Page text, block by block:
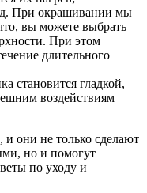
При окрашивании мы
вы можете выбрать
При этом
длительного
становится гладкой,
воздействиям
они не только сделают
но и помогут
по уходу и